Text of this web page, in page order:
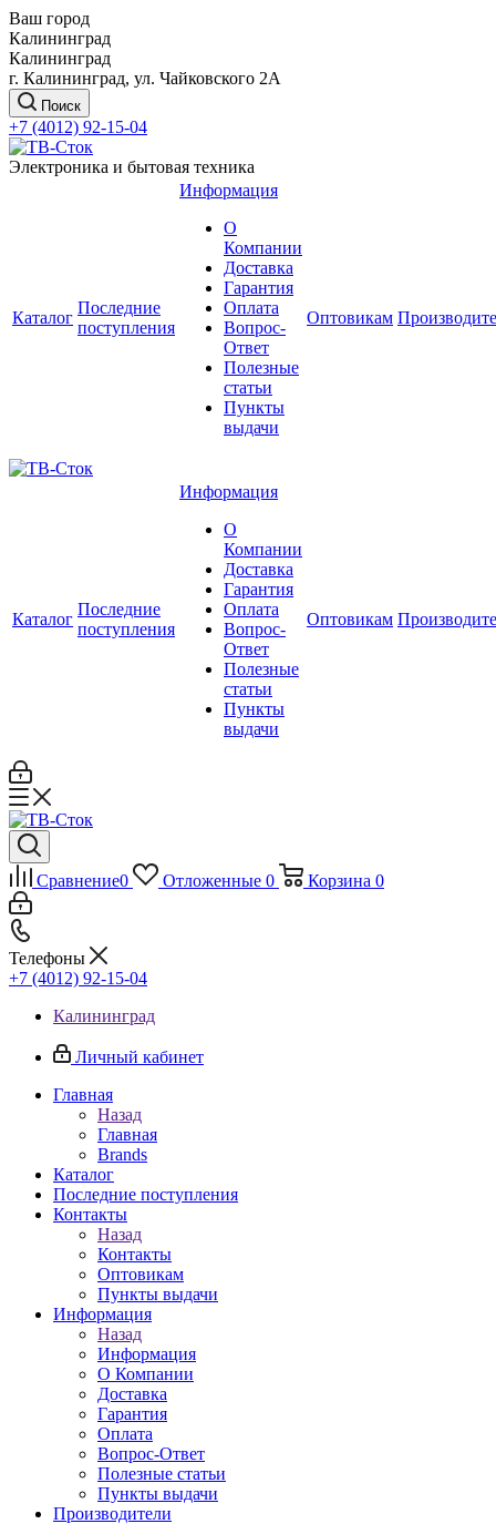
Ваш город
Калининград
Калининград
г. Калининград, ул. Чайковского 2А
Поиск
+7 (4012) 92-15-04
Электроника и бытовая техника
Каталог
Последние
поступления
Информация
О
Компании
Доставка
Гарантия
Оплата
Вопрос-
Ответ
Полезные
статьи
Пункты
выдачи
Оптовикам
Каталог
Последние
поступления
Информация
О
Компании
Доставка
Гарантия
Оплата
Вопрос-
Ответ
Полезные
статьи
Пункты
выдачи
Оптовикам
Сравнение0 Отложенные 0 Корзина 0
Телефоны
+7 (4012) 92-15-04
Калининград
Личный кабинет
Главная
Назад
Главная
Brands
Каталог
Последние поступления
Контакты
Назад
Контакты
Оптовикам
Пункты выдачи
Информация
Назад
Информация
О Компании
Доставка
Гарантия
Оплата
Вопрос-Ответ
Полезные статьи
Пункты выдачи
Производители